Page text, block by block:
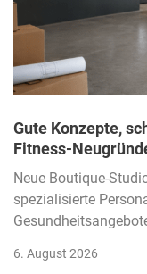
Gute Konzepte,
Fitness-
Neue Boutique-
spezialisierte
6. August 2026